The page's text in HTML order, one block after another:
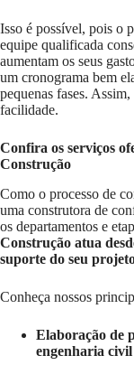
Isso é possível, pois o
equipe qualificada
aumentam os seus
um cronograma bem
pequenas fases.
facilidade.
Confira os serviços
Construção
Como o processo de
uma construtora de
os departamentos e
Construção atua
suporte do seu
Conheça nossos
Elaboração de
engenharia civil